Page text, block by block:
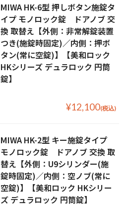
MIWA HK-6型 押しボタン施錠タ
イプ モノロック錠 ドアノブ 交
換 取替え【外側：非常解錠装置
つき(施錠時固定)／内側：押ボ
タン(常に空錠)】【美和ロック
HKシリーズ デュラロック 円筒
錠】
¥12,100(税込)
MIWA HK-2型 キー施錠タイプ
モノロック錠 ドアノブ 交換 取
替え【外側：U9シリンダー(施
錠時固定)／内側：空ノブ(常に
空錠)】【美和ロック HKシリー
ズ デュラロック 円筒錠】